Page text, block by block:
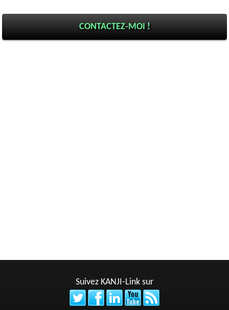
CONTACTEZ-MOI !
Suivez KANJI-Link sur